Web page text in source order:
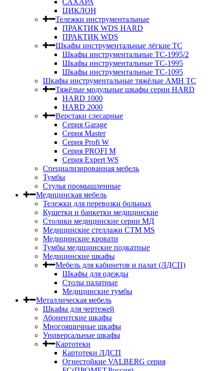
САХАРА
ЦИКЛОН
Тележки инструментальные
ПРАКТИК WDS HARD
ПРАКТИК WDS
Шкафы инструментальные лёгкие ТС
Шкафы инструментальные ТС-1995/2
Шкафы инструментальные TC-1995
Шкафы инструментальные TC-1095
Шкафы инструментальные тяжёлые AMH TC
Тяжёлые модульные шкафы серии HARD
HARD 1000
HARD 2000
Верстаки слесарные
Серия Garage
Серия Master
Серия Profi W
Серия PROFI M
Серия Expert WS
Специализированная мебель
Тумбы
Стулья промышленные
Медицинская мебель
Тележки для перевозки больных
Кушетки и банкетки медицинские
Столики медицинские серии МД
Медицинские стеллажи СТМ MS
Медицинские кровати
Тумбы медицинские подкатные
Медицинские шкафы
Мебель для кабинетов и палат (ЛДСП)
Шкафы для одежды
Столы палатные
Медицинские тумбы
Металлическая мебель
Шкафы для чертежей
Абонентские шкафы
Многоящичные шкафы
Универсальные шкафы
Картотеки
Картотеки ЛДСП
Огнестойкие VALBERG серия